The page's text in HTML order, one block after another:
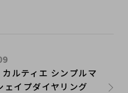
カルティエ シンプルマ
ェイプダイヤリング